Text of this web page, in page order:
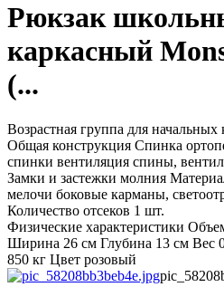
Рюкзак
каркасный
(...
Возрастная группа для начальных
Общая конструкция Спинка
спинки вентиляция спины,
Замки и застежки молния
мелочи боковые карманы,
Количество отсеков 1 шт.
Физические характеристики
Ширина 26 см Глубина 13 см Вес
850 кг Цвет розовый